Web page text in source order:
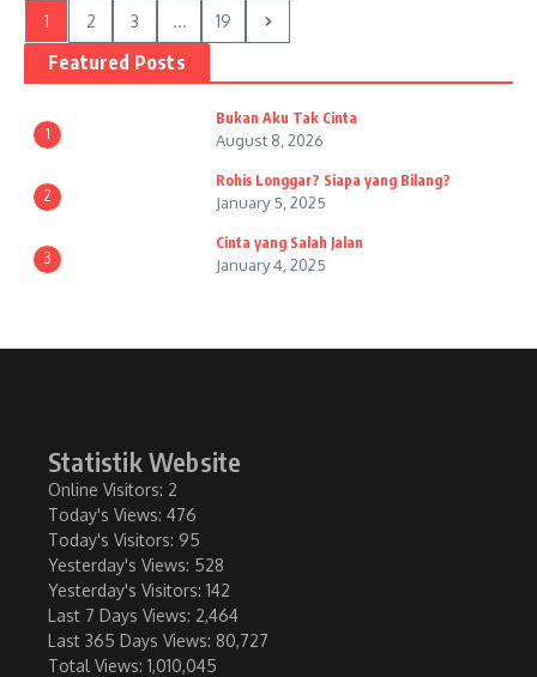
1 2 3 ... 19
Featured Posts
1
Bukan Aku Tak Cinta
August 8, 2026
2
Rohis Longgar? Siapa yang Bilang?
January 5, 2025
3
Cinta yang Salah Jalan
January 4, 2025
Statistik Website
Online Visitors: 2
Today's Views: 476
Today's Visitors: 95
Yesterday's Views: 528
Yesterday's Visitors: 142
Last 7 Days Views: 2,464
Last 365 Days Views: 80,727
Total Views: 1,010,045